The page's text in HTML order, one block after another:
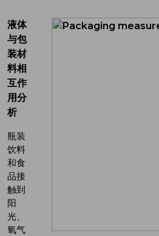
液体
与包
装材
料相
互作
用分
析
瓶装
饮料
和食
品接
触到
阳
光、
氧气